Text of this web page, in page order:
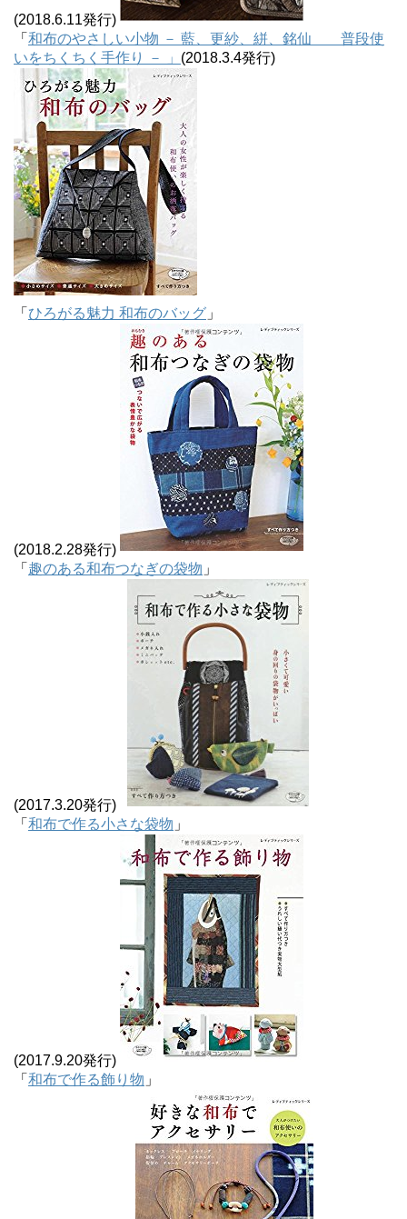
(2018.6.11発行)
「 和布のやさしい小物 － 藍、更紗、絣、銘仙 普段使
いをちくちく手作り － 」 (2018.3.4発行)
「 ひろがる魅力 和布のバッグ 」
(2018.2.28発行)
「 趣のある和布つなぎの袋物 」
(2017.3.20発行)
「 和布で作る小さな袋物 」
(2017.9.20発行)
「 和布で作る飾り物 」